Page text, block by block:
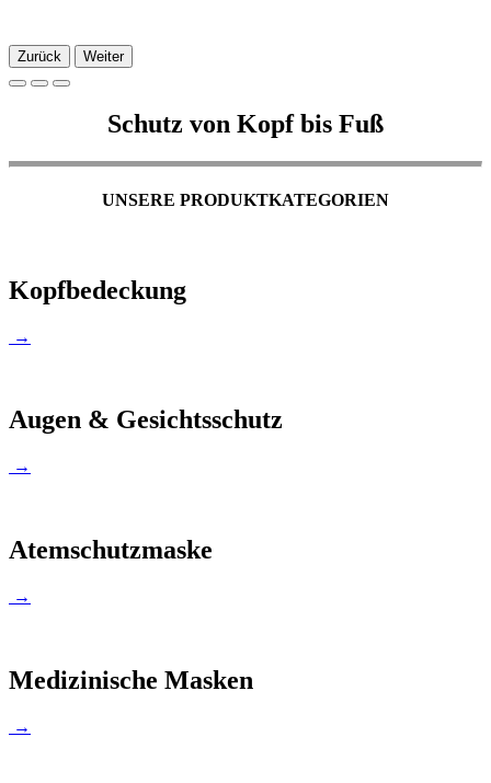
Zurück Weiter
Schutz von Kopf bis Fuß
UNSERE PRODUKTKATEGORIEN
Kopfbedeckung
→
Augen & Gesichtsschutz
→
Atemschutzmaske
→
Medizinische Masken
→